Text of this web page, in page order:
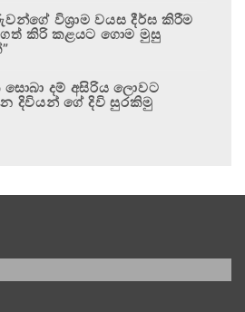
විශ්‍රාම වයස දීර්ඝ කිරීම
කිරි කළයට ගොම මුසු
දම් අසිරිය ලොවට
දිවියන් ගේ දිවි සුරකිමු